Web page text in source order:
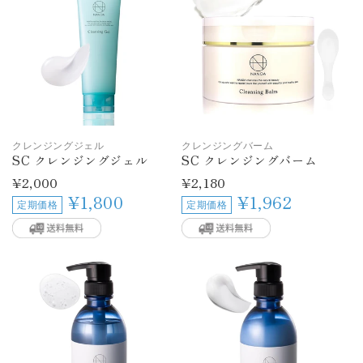
クレンジングジェル
SC クレンジングジェル
通
常
価
格
¥2,000
定期価格 ¥1,800
クレンジングバーム
SC クレンジングバーム
通
常
価
格
¥2,180
定期価格 ¥1,962